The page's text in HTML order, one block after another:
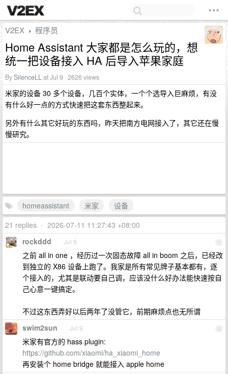
V2EX › 程序员
Home Assistant 大家都是怎么玩的，想
统一把设备接入 HA 后导入苹果家庭
BySilenceLLat Jul 9 · 2626 views
米家的设备 30 多个设备，几百个实体，一个个选导入巨麻烦，有没
有什么好一点的方式快速把这套东西整起来。
另外有什么其它好玩的东西吗，昨天把南方电网接入了，其它还在慢
慢研究。
homeassistant 米家
设备
21 replies • 2026-07-11 11:27:43 +08:00
1
rockddd Jul 9
之前 all in one ，经历过一次固态故障 all in boom 之后，已经改
到独立的 X86 设备上跑了。我家是所有常见牌子基本都有，逐
个接入的，尤其是联动要自己调，应该没什么好办法能快速按自
己心意一键搞定。
不过这东西弄好以后两年了没管它，前期麻烦点也无所谓
2
swim2sun Jul 9
米家有官方的 hass plugin:
https://github.com/xiaomi/ha_xiaomi_home
再安装个 home bridge 就能接入 apple home